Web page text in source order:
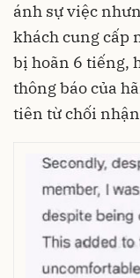
ánh sự việc
khách cung cấp
bị hoãn 6 tiếng,
thông báo của
tiên từ chối